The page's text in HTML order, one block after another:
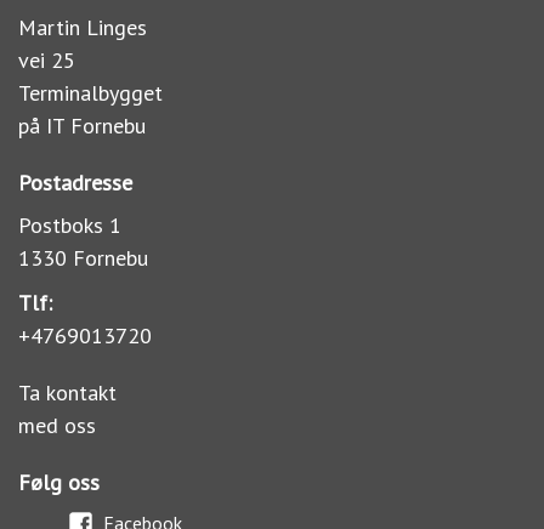
Martin Linges
vei 25
Terminalbygget
på IT Fornebu
Postadresse
Postboks 1
1330 Fornebu
Tlf:
+4769013720
Ta kontakt
med oss
Følg oss
Facebook